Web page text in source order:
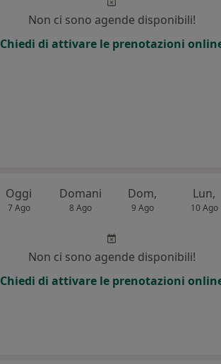
Non ci sono agende disponibili!
Chiedi di attivare le prenotazioni
Oggi
7 Ago
Domani
8 Ago
Dom,
9 Ago
Lun,
10 Ago
Non ci sono agende disponibili!
Chiedi di attivare le prenotazioni